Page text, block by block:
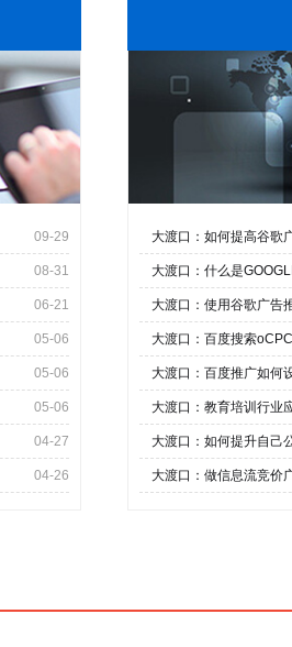
09-29
08-31
06-21
05-06
05-06
05-06
04-27
04-26
大渡口：如何提高谷歌
大渡口：什么是
大渡口：使用谷歌广告
大渡口：百度搜索
大渡口：百度推广如何
大渡口：教育培训行业
大渡口：如何提升自己
大渡口：做信息流竞价